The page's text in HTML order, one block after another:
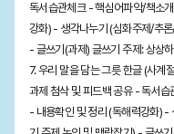
독서습관체크 - 핵심어파악/책소
강화) - 생각나누기 (심화주제/추
- 글쓰기(과제) 글쓰기 주제: 상상
7. 우리 말을 담는 그릇 한글 (사계
과제 첨삭 및 피드백 공유 - 독서
- 내용확인 및 정리 (독해력강화)